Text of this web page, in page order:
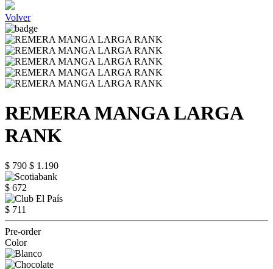
Volver
REMERA MANGA LARGA
RANK
$ 790 $ 1.190
$ 672
$ 711
Pre-order
Color